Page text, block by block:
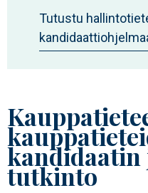
Tutustu
tutkinto